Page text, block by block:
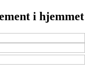
i hjemmet